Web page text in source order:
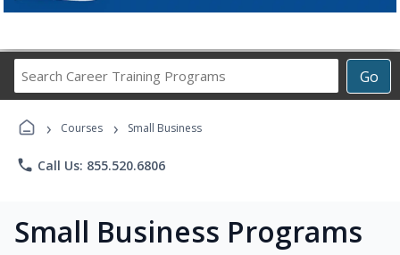
Go
Career
Programs
› Courses › Small Business
phone Call Us: 855.520.6806
Small Business Programs